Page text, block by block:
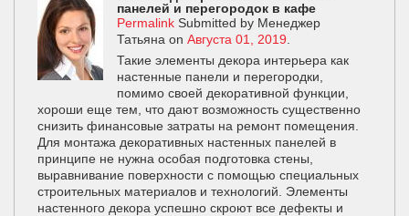
панелей и перегородок в кафе
Permalink Submitted by Менеджер
Татьяна on Августа 01, 2019
Такие элементы декора интерьера как
настенные панели и перегородки,
помимо своей декоративной функции,
хороши еще тем, что дают возможность существенно
снизить финансовые затраты на ремонт помещения.
Для монтажа декоративных настенных панелей в
принципе не нужна особая подготовка стены,
выравнивание поверхности с помощью специальных
строительных материалов и технологий. Элементы
настенного декора успешно скроют все дефекты и